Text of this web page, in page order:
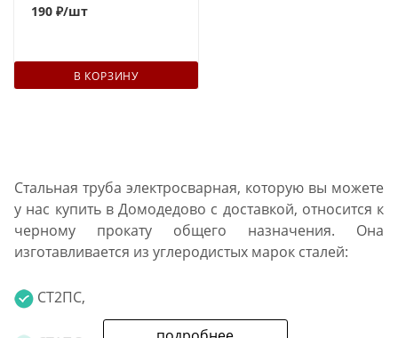
190 ₽/шт
В КОРЗИНУ
Стальная труба электросварная, которую вы можете
у нас купить в Домодедово с доставкой, относится к
черному прокату общего назначения. Она
изготавливается из углеродистых марок сталей:
СТ2ПС,